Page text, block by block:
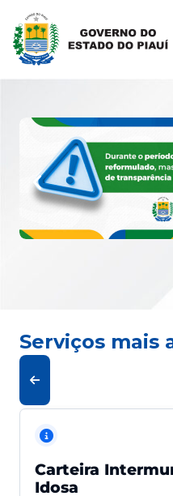
Serviços mais
Carteira
Idosa